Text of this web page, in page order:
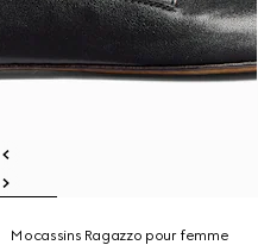
Mocassins Ragazzo pour femme